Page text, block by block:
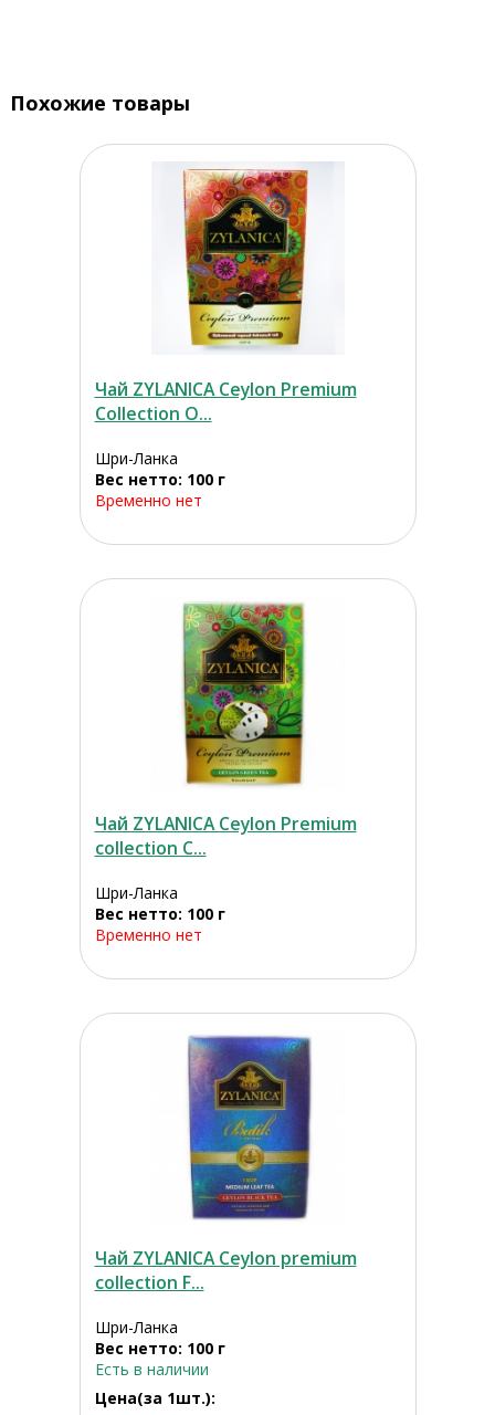
Похожие товары
Чай ZYLANICA Ceylon Premium
Collection О...
Шри-Ланка
Вес нетто: 100 г
Временно нет
Чай ZYLANICA Ceylon Premium
collection С...
Шри-Ланка
Вес нетто: 100 г
Временно нет
Чай ZYLANICA Ceylon premium
collection F...
Шри-Ланка
Вес нетто: 100 г
Есть в наличии
Цена(за 1шт.):